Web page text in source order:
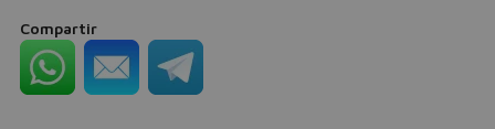
Compartir